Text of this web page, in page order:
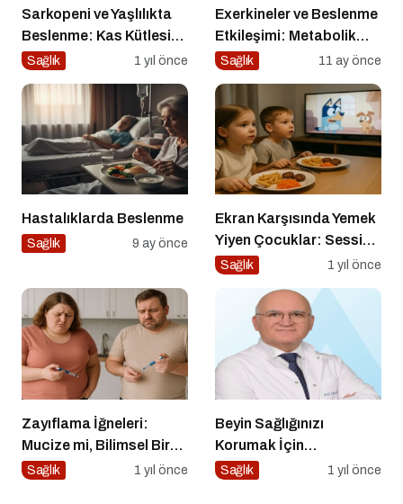
Sarkopeni ve Yaşlılıkta
Beslenme: Kas Kütlesi
Nasıl Korunur?
Sağlık 1 yıl önce
Exerkineler ve Beslenme
Etkileşimi: Metabolik
Sağlıkta Yeni Bir
Sağlık 11 ay önce
Hastalıklarda Beslenme
Sağlık 9 ay önce
Ekran Karşısında Yemek
Yiyen Çocuklar: Sessiz
Tehlike
Sağlık 1 yıl önce
Zayıflama İğneleri:
Mucize mi, Bilimsel Bir
Araç mı?
Sağlık 1 yıl önce
Beyin Sağlığınızı
Korumak İçin
Uygulayabileceğiniz 7
Sağlık 1 yıl önce